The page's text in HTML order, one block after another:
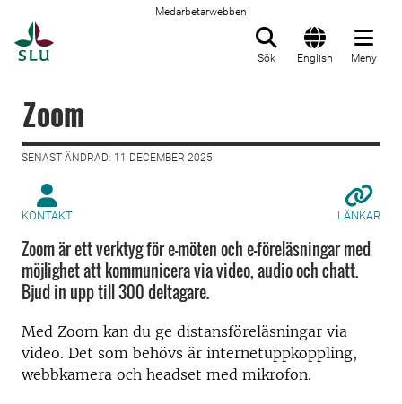
Medarbetarwebben
Sök English Meny
Zoom
SENAST ÄNDRAD: 11 DECEMBER 2025
KONTAKT LÄNKAR
Zoom är ett verktyg för e-möten och e-föreläsningar med
möjlighet att kommunicera via video, audio och chatt.
Bjud in upp till 300 deltagare.
Med Zoom kan du ge distansföreläsningar via
video. Det som behövs är internetuppkoppling,
webbkamera och headset med mikrofon.